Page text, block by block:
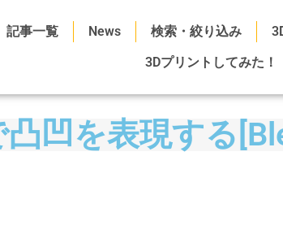
記事一覧 News 検索・絞り込み
3Dプリントしてみた！
凹を表現する